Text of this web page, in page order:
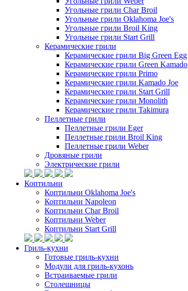
Угольные грили Char Broil
Угольные грили Oklahoma Joe's
Угольные грили Broil King
Угольные грили Start Grill
Керамические грили
Керамические грили Big Green Egg
Керамические грили Green Kamado
Керамические грили Primo
Керамические грили Kamado Joe
Керамические грили Start Grill
Керамические грили Monolith
Керамические грили Takimura
Пеллетные грили
Пеллетные грили Eger
Пеллетные грили Broil King
Пеллетные грили Weber
Дровяные грили
Электрические грили
Коптильни
Коптильни Oklahoma Joe's
Коптильни Napoleon
Коптильни Char Broil
Коптильни Weber
Коптильни Start Grill
Гриль-кухни
Готовые гриль-кухни
Модули для гриль-кухонь
Встраиваемые грили
Столешницы